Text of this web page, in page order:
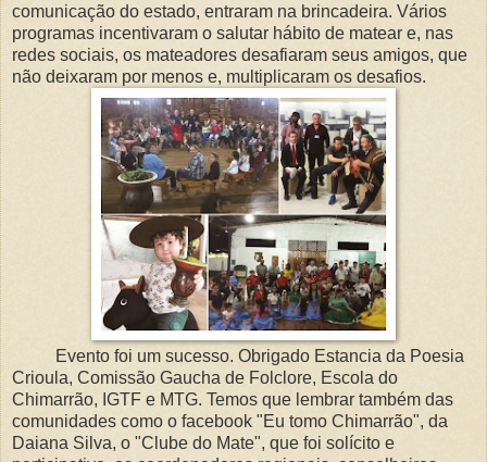
comunicação do estado, entraram na brincadeira. Vários
programas incentivaram o salutar hábito de matear e, nas
redes sociais, os mateadores desafiaram seus amigos, que
não deixaram por menos e, multiplicaram os desafios.
Evento foi um sucesso. Obrigado Estancia da Poesia
Crioula, Comissão Gaucha de Folclore, Escola do
Chimarrão, IGTF e MTG. Temos que lembrar também das
comunidades como o facebook "Eu tomo Chimarrão", da
Daiana Silva, o "Clube do Mate", que foi solícito e